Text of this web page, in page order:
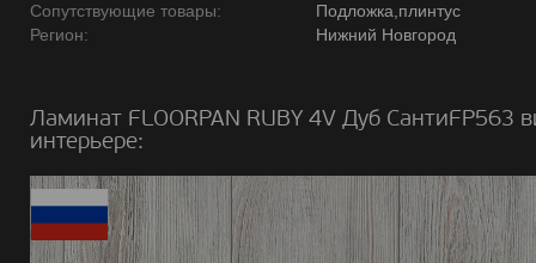
Сопутствующие товары:
Подложка,плинтус
Регион:
Нижний Новгород
Ламинат FLOORPAN RUBY 4V Дуб СантиFP563
интерьере: